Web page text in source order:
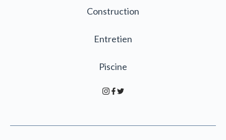
Construction
Entretien
Piscine